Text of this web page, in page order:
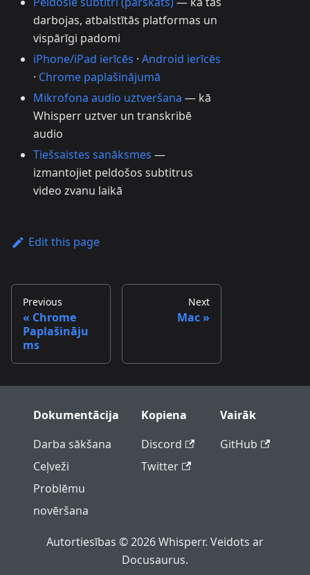
darbojas, atbalstītās platformas un
vispārīgi padomi
iPhone/iPad ierīcēs · Android ierīcēs
· Chrome paplašinājumā
Mikrofona audio uztveršana — kā
Whisperr uztver un transkribē
audio
Tiešsaistes sanāksmes —
izmantojiet peldošos subtitrus
video zvanu laikā
Edit this page
Previous
Chrome
Paplašināju
ms
Next
Mac
Dokumentācija
Darba sākšana
Ceļveži
Problēmu
novēršana
Kopiena
Discord
Twitter
Vairāk
GitHub
Autortiesības © 2026 Whisperr. Veidots ar
Docusaurus.